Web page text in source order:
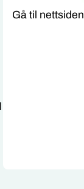
Gå til nettsiden